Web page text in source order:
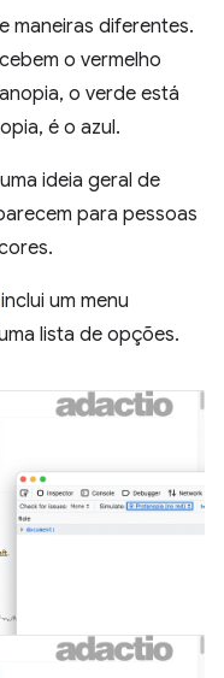
maneiras diferentes.
o vermelho
o verde está
é o azul.
ideia geral de
para pessoas
inclui um menu
lista de opções.